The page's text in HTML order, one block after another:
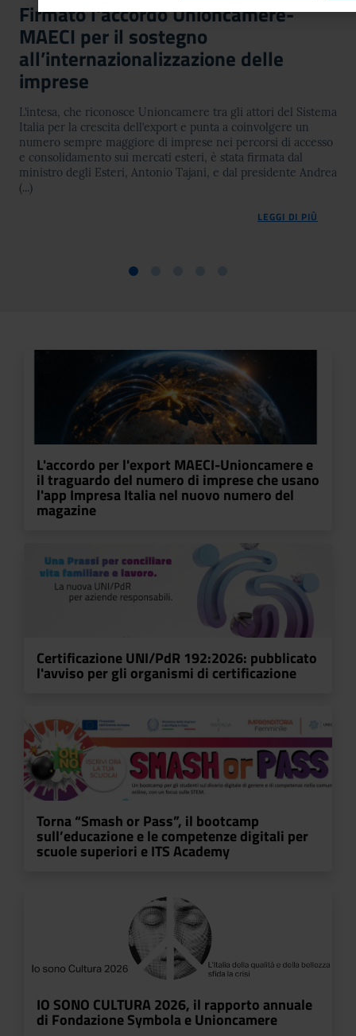
Firmato l'accordo Unioncamere-
MAECI per il sostegno
all’internazionalizzazione delle
imprese
L’intesa, che riconosce Unioncamere tra gli attori del Sistema
Italia per la crescita dell’export e punta a coinvolgere un
numero sempre maggiore di imprese nei percorsi di accesso
e consolidamento sui mercati esteri, è stata firmata dal
ministro degli Esteri, Antonio Tajani, e dal presidente Andrea
(...)
LEGGI DI PIÙ
L'accordo per l'export MAECI-Unioncamere e
il traguardo del numero di imprese che usano
l'app Impresa Italia nel nuovo numero del
magazine
Certificazione UNI/PdR 192:2026: pubblicato
l'avviso per gli organismi di certificazione
Torna “Smash or Pass”, il bootcamp
sull’educazione e le competenze digitali per
scuole superiori e ITS Academy
IO SONO CULTURA 2026, il rapporto annuale
di Fondazione Symbola e Unioncamere